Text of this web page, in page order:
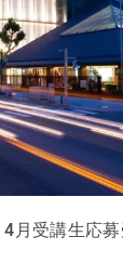
月受講生応募